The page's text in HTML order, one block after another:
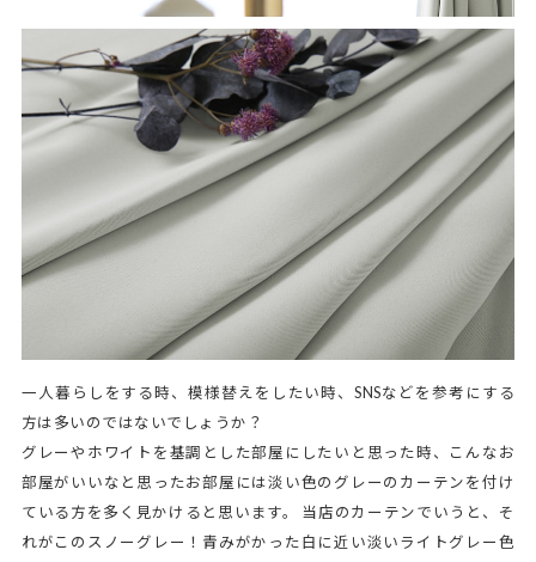
一人暮らしをする時、模様替えをしたい時、SNSなどを参考にする
方は多いのではないでしょうか？
グレーやホワイトを基調とした部屋にしたいと思った時、こんなお
部屋がいいなと思ったお部屋には淡い色のグレーのカーテンを付け
ている方を多く見かけると思います。 当店のカーテンでいうと、そ
れがこのスノーグレー！青みがかった白に近い淡いライトグレー色